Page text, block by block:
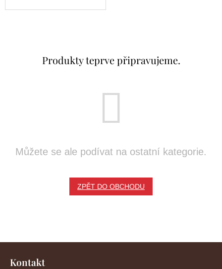
Produkty teprve připravujeme.
Můžete se ale podívat na ostatní kategorie.
ZPĚT DO OBCHODU
Z
Kontakt